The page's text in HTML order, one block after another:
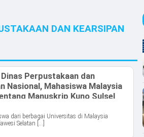
DAN KEARSIPAN
Perpustakaan dan
Nasional, Mahasiswa Malaysia
Manuskrip Kuno Sulsel
dari berbagai Universitas di Malaysia
Selatan […]